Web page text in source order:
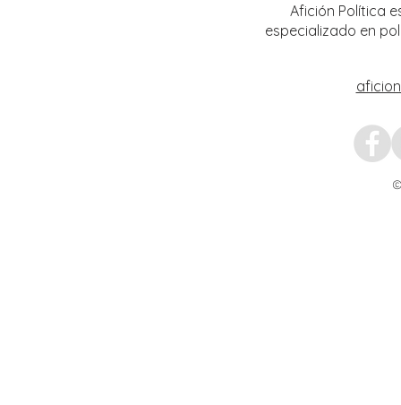
Afición Política
especializado en